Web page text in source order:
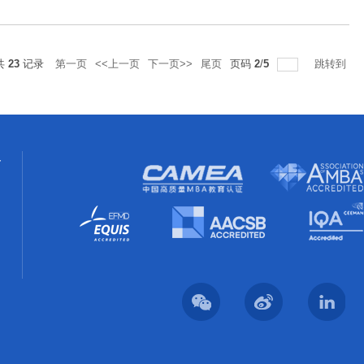
23 记录 第一页 <<上一页 下一页>> 尾页 页码 2/5 跳转到